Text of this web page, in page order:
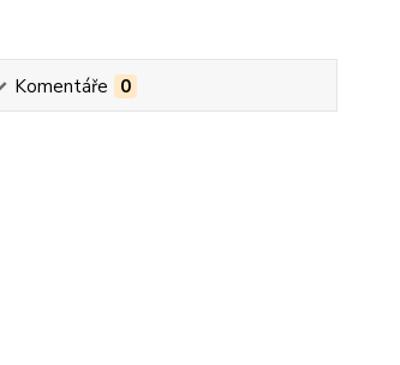
Komentáře 0